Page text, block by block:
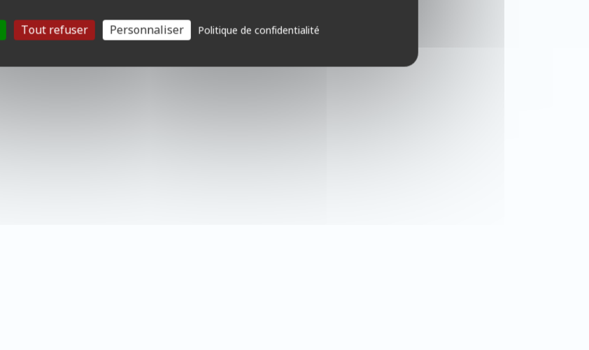
Tout refuser Personnaliser Politique de confidentialité